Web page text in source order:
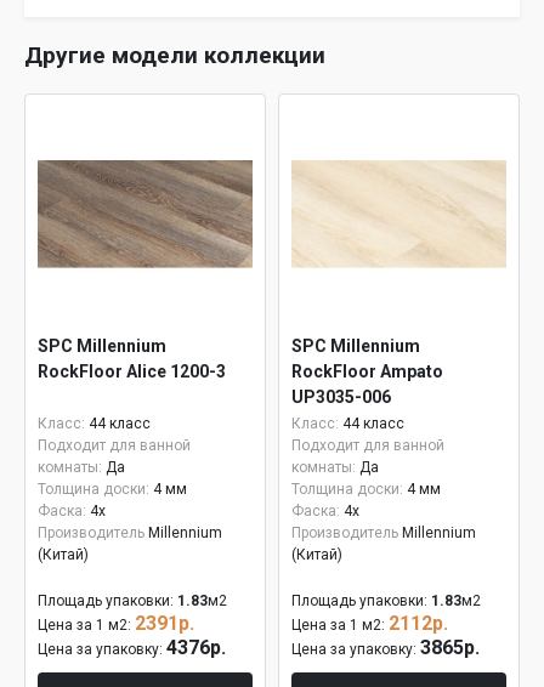
Другие модели коллекции
SPC Millennium
RockFloor Alice 1200-3
Класс: 44 класс
Подходит для ванной
комнаты: Да
Толщина доски: 4 мм
Фаска: 4x
Производитель Millennium
(Китай)
Площадь упаковки: 1.83м2
Цена за 1 м2: 2391р.
Цена за упаковку: 4376р.
SPC Millennium
RockFloor Ampato
UP3035-006
Класс: 44 класс
Подходит для ванной
комнаты: Да
Толщина доски: 4 мм
Фаска: 4x
Производитель Millennium
(Китай)
Площадь упаковки: 1.83м2
Цена за 1 м2: 2112р.
Цена за упаковку: 3865р.